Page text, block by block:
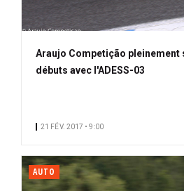
Araujo Competição pleinement
débuts avec l'ADESS-03
21 FÉV. 2017 • 9:00
AUTO